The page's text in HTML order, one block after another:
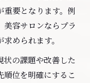
性を両立させる
を一新するポイ
で業務効率を向
重要となります。例
美容サロンならプラ
められます。
状の課題や改善した
位を明確にするこ